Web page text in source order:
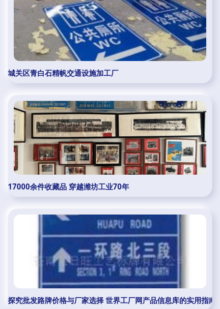
城关区青白石精帆交通设施加工厂
17000余件收藏品 穿越潍坊工业70年
探究批发路牌价格与厂家选择 世界工厂网产品信息库的实用指南